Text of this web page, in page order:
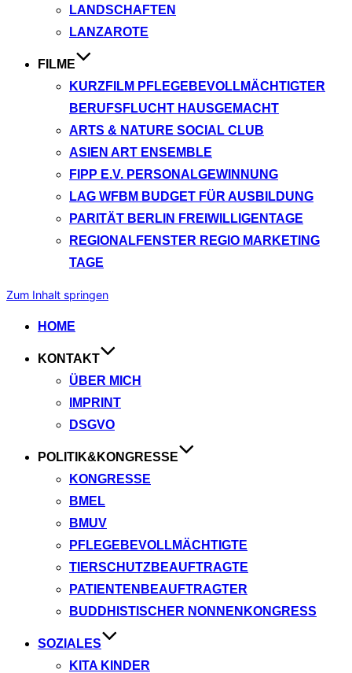
LANDSCHAFTEN
LANZAROTE
FILME
KURZFILM PFLEGEBEVOLLMÄCHTIGTER
BERUFSFLUCHT HAUSGEMACHT
ARTS & NATURE SOCIAL CLUB
ASIEN ART ENSEMBLE
FIPP E.V. PERSONALGEWINNUNG
LAG WFBM BUDGET FÜR AUSBILDUNG
PARITÄT BERLIN FREIWILLIGENTAGE
REGIONALFENSTER REGIO MARKETING
TAGE
Zum Inhalt springen
HOME
KONTAKT
ÜBER MICH
IMPRINT
DSGVO
POLITIK&KONGRESSE
KONGRESSE
BMEL
BMUV
PFLEGEBEVOLLMÄCHTIGTE
TIERSCHUTZBEAUFTRAGTE
PATIENTENBEAUFTRAGTER
BUDDHISTISCHER NONNENKONGRESS
SOZIALES
KITA KINDER